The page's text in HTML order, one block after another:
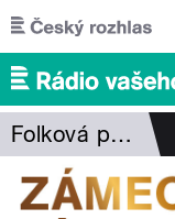
Přejít k hlavnímu
Folková pohlazení